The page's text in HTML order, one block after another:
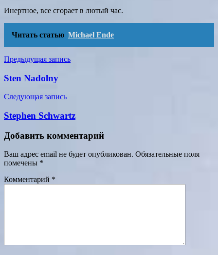
Инертное, все сгорает в лютый час.
Читать статью Michael Ende
Навигация
по
Предыдущая запись
Sten Nadolny
Следующая запись
Stephen Schwartz
Добавить комментарий
Ваш адрес email не будет опубликован. Обязательные поля
помечены *
Комментарий *